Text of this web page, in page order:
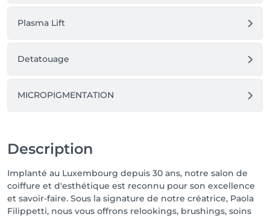
Plasma Lift
Detatouage
MICROPIGMENTATION
Description
Implanté au Luxembourg depuis 30 ans, notre salon de
coiffure et d'esthétique est reconnu pour son excellence
et savoir-faire. Sous la signature de notre créatrice, Paola
Filippetti, nous vous offrons relookings, brushings, soins